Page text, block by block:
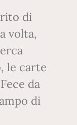
di
volta,
le carte
da
di